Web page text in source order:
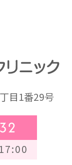
目1番29号